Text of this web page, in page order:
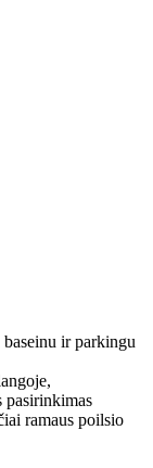
ir parkingu
pasirinkimas
ramaus poilsio